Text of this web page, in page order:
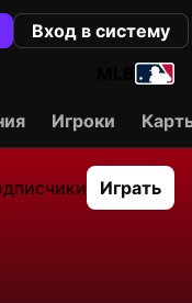
Вход в систему
Игроки
Играть